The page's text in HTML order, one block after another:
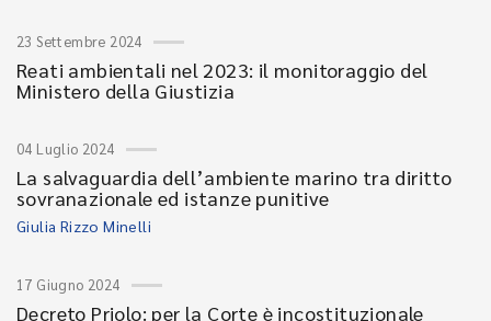
23 Settembre 2024
Reati ambientali nel 2023: il monitoraggio del
Ministero della Giustizia
04 Luglio 2024
La salvaguardia dell’ambiente marino tra diritto
sovranazionale ed istanze punitive
Giulia Rizzo Minelli
17 Giugno 2024
Decreto Priolo: per la Corte è incostituzionale